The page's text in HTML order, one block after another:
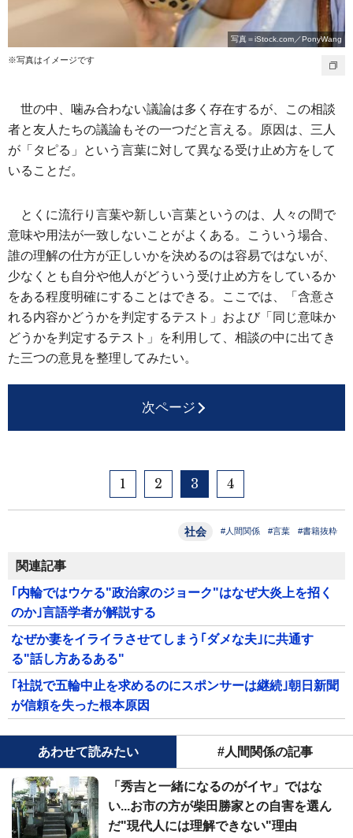
写真＝iStock.com／PonyWang
※写真はイメージです
世の中、噛み合わない議論は多く存在するが、この相談
者と友人たちの議論もその一つだと言える。原因は、三人
が「タピる」という言葉に対して異なる受け止め方をして
いることだ。
とくに流行り言葉や新しい言葉というのは、人々の間で
意味や用法が一致しないことがよくある。こういう場合、
誰の理解の仕方が正しいかを決めるのは容易ではないが、
少なくとも自分や他人がどういう受け止め方をしているか
をある程度明確にすることはできる。ここでは、「含意さ
れる内容かどうかを判定するテスト」および「同じ意味か
どうかを判定するテスト」を利用して、相談の中に出てき
た三つの意見を整理してみたい。
次ページ
1 2 3 4
社会 #人間関係 #言葉 #書籍抜粋
関連記事
｢内輪ではウケる"政治家のジョーク"はなぜ大炎上を招く
のか｣言語学者が解説する
なぜか妻をイライラさせてしまう｢ダメな夫｣に共通す
る"話し方あるある"
｢社説で五輪中止を求めるのにスポンサーは継続｣朝日新聞
が信頼を失った根本原因
あわせて読みたい #人間関係の記事
「秀吉と一緒になるのがイヤ」ではな
い...お市の方が柴田勝家との自害を選ん
だ"現代人には理解できない"理由